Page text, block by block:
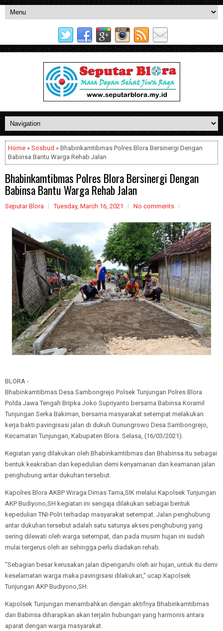
Home » Sosbud » Bhabinkamtibmas Polres Blora Bersinergi Dengan
Babinsa Bantu Warga Rehab Jalan
Bhabinkamtibmas Polres Blora Bersinergi Dengan
Babinsa Bantu Warga Rehab Jalan
Seputar Blora Tuesday, March 16, 2021 No comments
BLORA -
Bhabinkamtibmas Desa Sambongrejo Polsek Tunjungan Polres Blora
Polda Jawa Tengah Bripka Joko Supriyanto bersama Babinsa Koramil
Tunjungan Serka Bakiman, bersama masyarakat setempat melakukan
kerja bakti pavingisasi jalan di dukuh Gunungrowo Desa Sambongrejo,
Kecamatan Tunjungan, Kabupaten Blora. Selasa, (16/03/2021).
Kegiatan yang dilakukan oleh Bhabinkamtibmas dan Bhabinsa itu sebagai
bentuk keakraban dan kepedulian demi kenyamanan dan keamanan jalan
penghubung antar dukuhan tersebut.
Kapolres Blora AKBP Wiraga Dimas Tama,SIK melalui Kapolsek Tunjungan
AKP Budiyono,SH kegiatan ini sengaja dilakukan sebagai bentuk
kepedulian TNI-Polri terhadap masyarakat setempat. Jalan penghubung
antar dukuhan tersebut adalah satu satunya akses penghubung yang
sering dilewati oleh warga setempat, dan pada musim hujan ini sudah
mulai tergerus oleh air sehingga perlu diadakan rehab.
"Sebagian besar kerusakan jalan dipengaruhi oleh air hujan, untuk itu demi
keselamatan warga maka pavingisasi dilakukan," ucap Kapolsek
Tunjungan AKP Budiyono,SH.
Kapolsek Tunjungan menambahkan dengan aktifnya Bhabinkamtibmas
dan Babinsa diharapkan akan terjalin hubungan yang harmonis antara
aparat dengan warga masyarakat.